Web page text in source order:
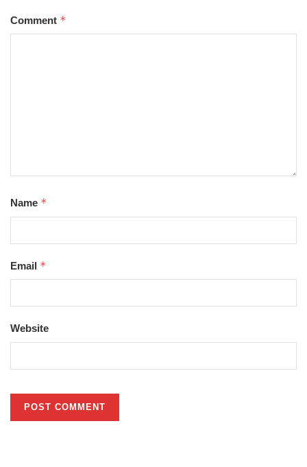
Comment *
Name *
Email *
Website